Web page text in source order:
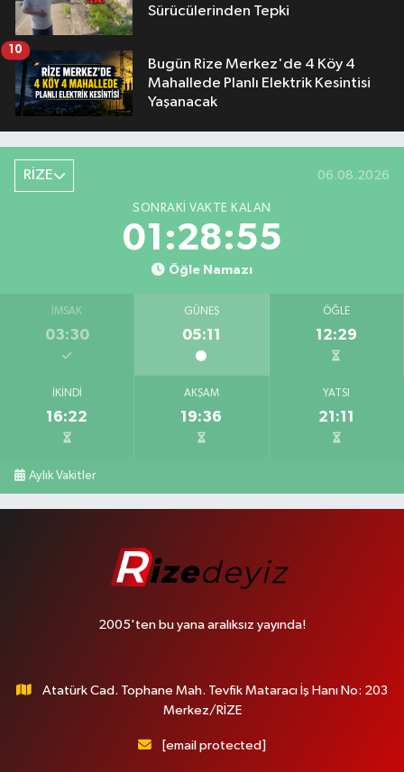
Sürücülerinden Tepki
Bugün Rize Merkez'de 4 Köy 4
Mahallede Planlı Elektrik Kesintisi
Yaşanacak
10
RİZE 06.08.2026
SONRAKI VAKTE KALAN
01:28:54
Öğle Namazı
İMSAK
03:30
GÜNEŞ
05:11
ÖĞLE
12:29
İKINDI
16:22
AKŞAM
19:36
YATSI
21:11
Aylık Vakitler
2005'ten bu yana aralıksız yayında!
Atatürk Cad. Tophane Mah. Tevfik Mataracı İş Hanı No: 203
Merkez/RİZE
[email protected]